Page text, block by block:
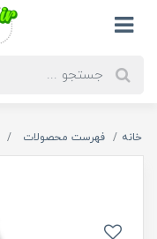
خانه فهرست محصولات